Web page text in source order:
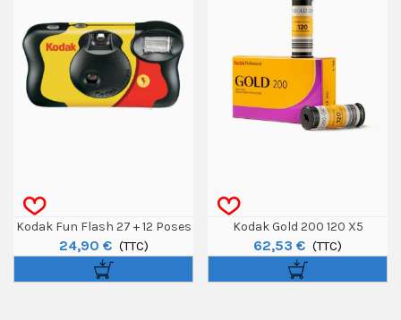
Kodak Fun Flash 27 + 12 Poses
24,90 € (TTC)
Kodak Gold 200 120 X5
62,53 € (TTC)